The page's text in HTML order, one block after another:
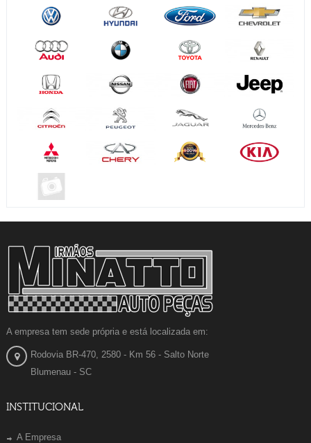
A empresa tem sede própria e está localizada em:
Rodovia BR-470, 2580 - Km 56 - Salto Norte
Blumenau - SC
INSTITUCIONAL
A Empresa